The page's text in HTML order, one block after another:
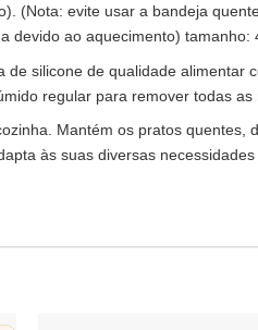
(Nota: evite usar a bandeja
devido ao aquecimento) tamanho:
silicone de qualidade alimentar
regular para remover todas as
Mantém os pratos quentes,
às suas diversas